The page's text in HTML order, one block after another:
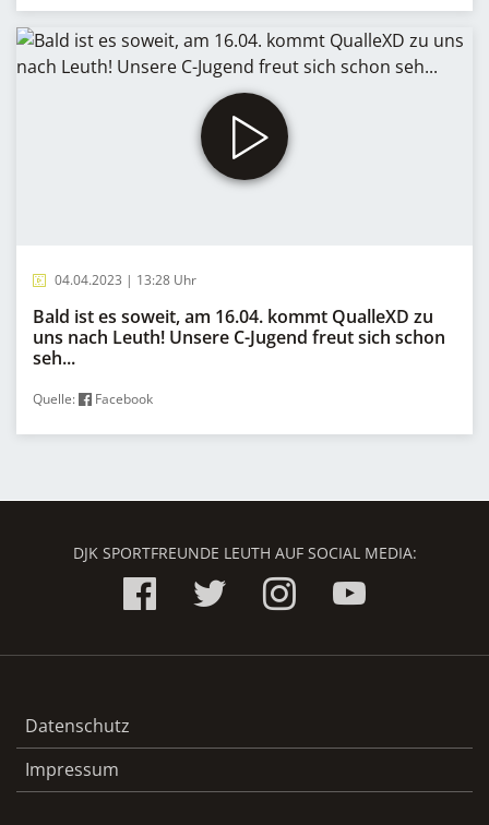
04.04.2023 | 13:28 Uhr
Bald ist es soweit, am 16.04. kommt QualleXD zu
uns nach Leuth! Unsere C-Jugend freut sich schon
seh...
Quelle: Facebook
DJK SPORTFREUNDE LEUTH AUF SOCIAL MEDIA:
Datenschutz
Impressum